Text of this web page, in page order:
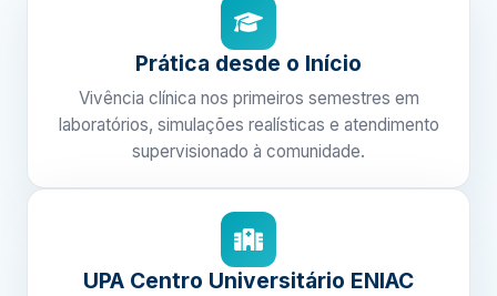
Prática desde o Início
Vivência clínica nos primeiros semestres em
laboratórios, simulações realísticas e atendimento
supervisionado à comunidade.
UPA Centro Universitário ENIAC